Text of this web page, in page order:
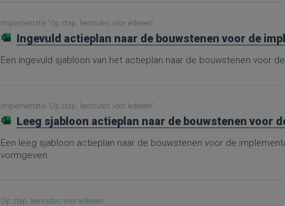
Implementatie 'Op.stap, leerroutes voor iedereen'
Ingevuld actieplan naar de bouwstenen voor de
Een ingevuld sjabloon van het actieplan naar de bouwstenen voor
Implementatie 'Op.stap, leerroutes voor iedereen'
Leeg sjabloon actieplan naar de bouwstenen voor
Een leeg sjabloon actieplan naar de bouwstenen voor de
vormgeven.
Op.stap, leerroutes voor iedereen